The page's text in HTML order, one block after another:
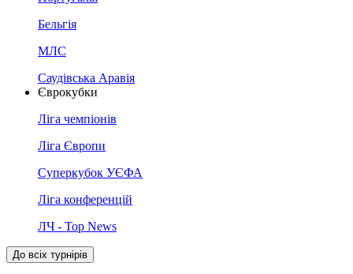
Бельгія
МЛС
Саудівська Аравія
Єврокубки
Ліга чемпіонів
Ліга Європи
Суперкубок УЄФА
Ліга конференцій
ЛЧ - Top News
До всіх турнірів